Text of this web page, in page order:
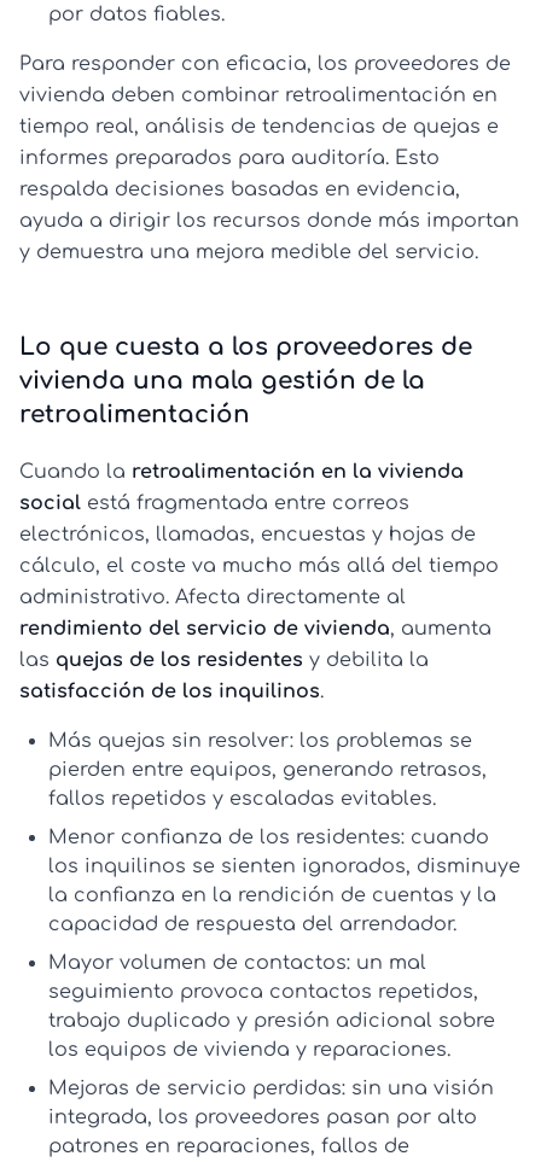
por datos fiables.
Para responder con eficacia, los proveedores de
vivienda deben combinar retroalimentación en
tiempo real, análisis de tendencias de quejas e
informes preparados para auditoría. Esto
respalda decisiones basadas en evidencia,
ayuda a dirigir los recursos donde más importan
y demuestra una mejora medible del servicio.
Lo que cuesta a los proveedores de
vivienda una mala gestión de la
retroalimentación
Cuando la retroalimentación en la vivienda
social está fragmentada entre correos
electrónicos, llamadas, encuestas y hojas de
cálculo, el coste va mucho más allá del tiempo
administrativo. Afecta directamente al
rendimiento del servicio de vivienda, aumenta
las quejas de los residentes y debilita la
satisfacción de los inquilinos.
Más quejas sin resolver: los problemas se
pierden entre equipos, generando retrasos,
fallos repetidos y escaladas evitables.
Menor confianza de los residentes: cuando
los inquilinos se sienten ignorados, disminuye
la confianza en la rendición de cuentas y la
capacidad de respuesta del arrendador.
Mayor volumen de contactos: un mal
seguimiento provoca contactos repetidos,
trabajo duplicado y presión adicional sobre
los equipos de vivienda y reparaciones.
Mejoras de servicio perdidas: sin una visión
integrada, los proveedores pasan por alto
patrones en reparaciones, fallos de